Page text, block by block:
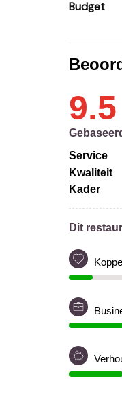
Budget
9.5
Service
Kwaliteit
Kader
Dit